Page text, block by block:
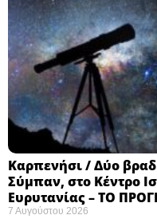
Καρπενήσι / Δύο
Σύμπαν, στο Κέντρο
Ευρυτανίας – ΤΟ
7 Αυγούστου 2026